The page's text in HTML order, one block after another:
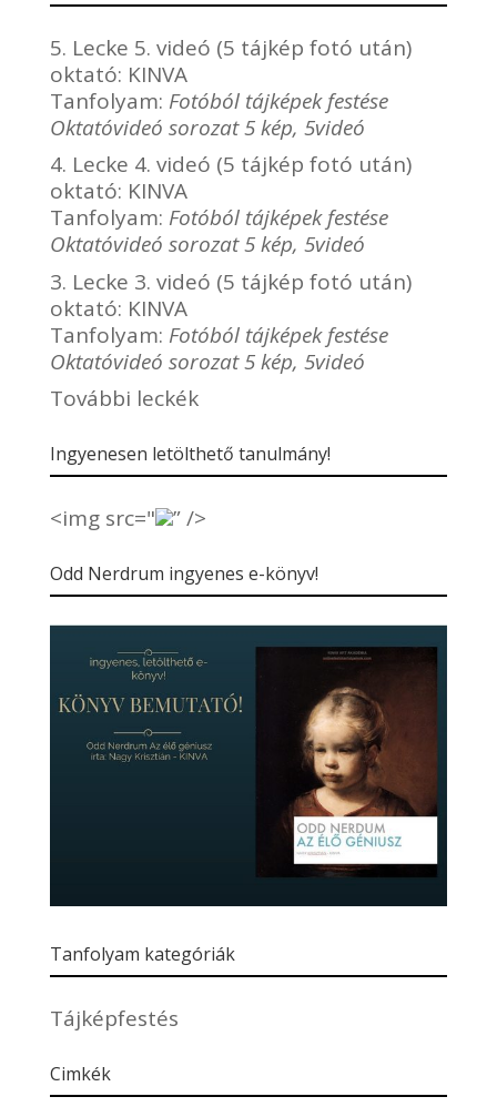
5. Lecke 5. videó (5 tájkép fotó után)
oktató: KINVA
Tanfolyam: Fotóból tájképek festése
Oktatóvideó sorozat 5 kép, 5videó
4. Lecke 4. videó (5 tájkép fotó után)
oktató: KINVA
Tanfolyam: Fotóból tájképek festése
Oktatóvideó sorozat 5 kép, 5videó
3. Lecke 3. videó (5 tájkép fotó után)
oktató: KINVA
Tanfolyam: Fotóból tájképek festése
Oktatóvideó sorozat 5 kép, 5videó
További leckék
Ingyenesen letölthető tanulmány!
<img src=" ” />
Odd Nerdrum ingyenes e-könyv!
Tanfolyam kategóriák
Tájképfestés
Cimkék